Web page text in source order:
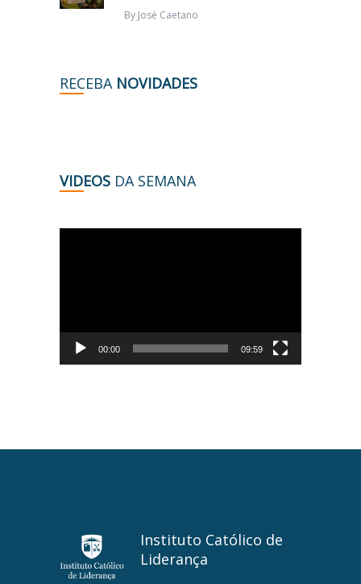
By José Caetano
RECEBA NOVIDADES
VIDEOS DA SEMANA
00:00 09:59
Instituto Católico de
Liderança